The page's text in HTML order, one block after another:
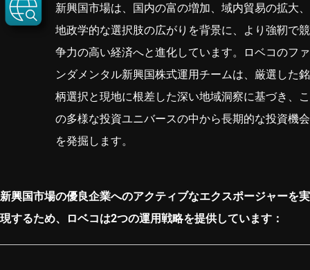
新興国市場は、国内の富の増加、域内貿易の拡大、
地政学的な選択肢の広がりを背景に、より強靭で競
争力の高い経済へと進化しています。ロベコのファ
ンダメンタル新興国株式運用チームは、厳選した銘
柄選択と現地に根差した深い地域洞察に基づき、こ
の多様な投資ユニバースの中から長期的な投資機会
を発掘します。
新興国市場の優良企業へのアクティブなエクスポージャーを実
現するため、ロベコは2つの運用戦略を提供しています：